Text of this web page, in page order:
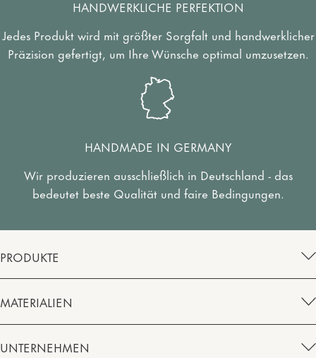
HANDWERKLICHE PERFEKTION
Jedes Produkt wird mit größter Sorgfalt und handwerklicher
Präzision gefertigt, um Ihre Wünsche optimal umzusetzen.
HANDMADE IN GERMANY
Wir produzieren ausschließlich in Deutschland - das
bedeutet beste Qualität und faire Bedingungen.
PRODUKTE
MATERIALIEN
UNTERNEHMEN